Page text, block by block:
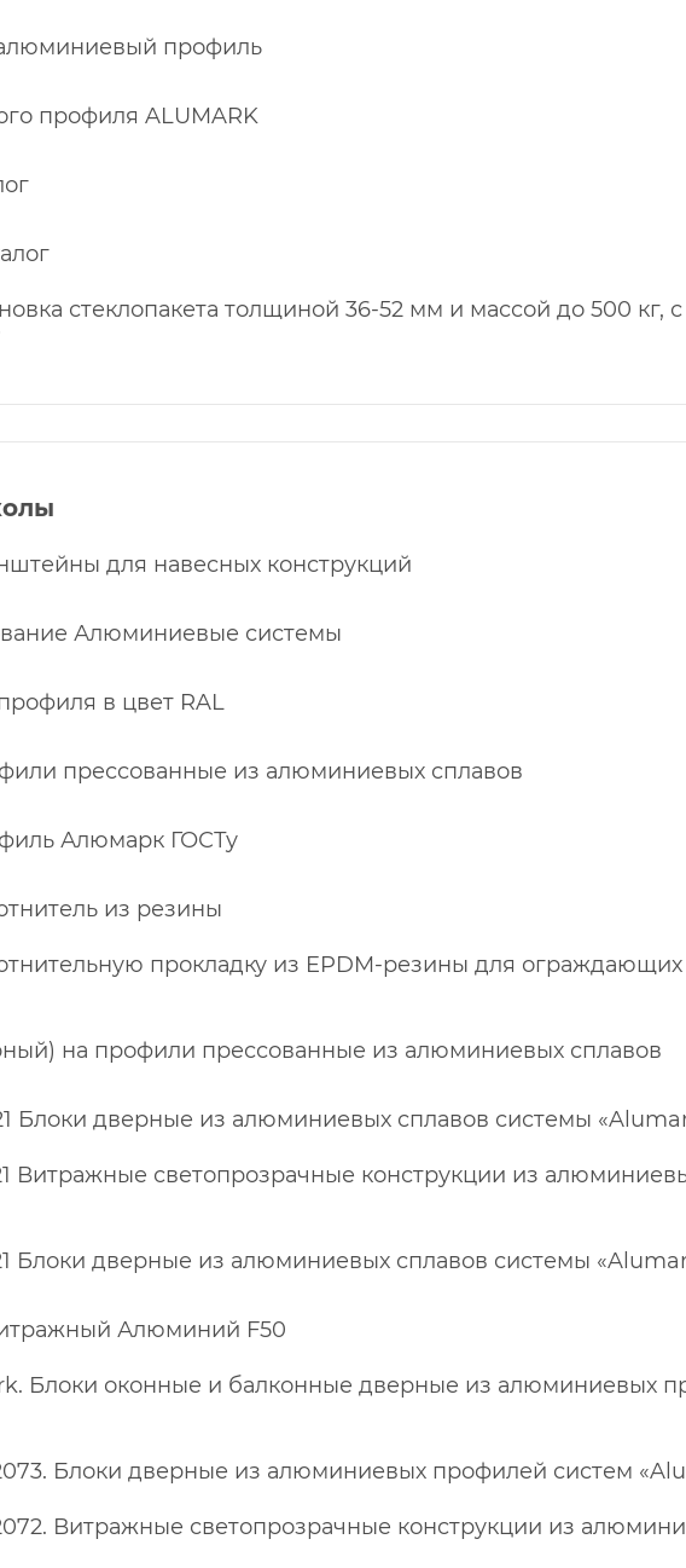
профиль
профиля ALUMARK
стеклопакета толщиной 36-52 мм и массой до 500
для навесных конструкций
Алюминиевые системы
в цвет RAL
прессованные из алюминиевых сплавов
Алюмарк ГОСТу
из резины
прокладку из EPDM-резины для
на профили прессованные из алюминиевых сплавов
Блоки дверные из алюминиевых сплавов системы
Витражные светопрозрачные конструкции из
Блоки дверные из алюминиевых сплавов системы
Алюминий F50
Блоки оконные и балконные дверные из алюминиевых
Блоки дверные из алюминиевых профилей систем
Витражные светопрозрачные конструкции из